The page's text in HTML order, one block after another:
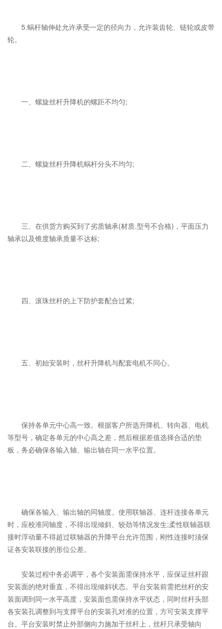
5.蜗杆轴伸处允许承受一定的径向力，允许装齿轮、链轮或皮带
轮。
一、螺旋丝杆升降机的螺距不均匀;
二、螺旋丝杆升降机蜗杆分头不均匀;
三、在供货方购买到了劣质轴承(材质.型号不合格)，平面压力
轴承以及锥度轴承质量不达标;
四、滚珠丝杆的上下防护套配合过紧;
五、初始安装时，丝杆升降机与配套电机不同心。
保持各单元中心高一致。根据客户所选升降机、转向器、电机
等型号，确定各单元的中心高之差，然后根据差值选择合适的垫
板，务必确保各输入轴、输出轴在同一水平位置。
确保各输入、输出轴的同轴度。使用联轴器、连杆连接各单元
时，应校准同轴度，不得出现倾斜、较劲等情况发生;柔性联轴器联
接时浮动量不得超过联轴器的升降平台允许范围，刚性连接时须保
证各安装联接的形位公差。
安装过程中务必调平，各个安装面需保持水平，应保证丝杆跟
安装面的绝对垂直，不得出现倾斜状态。平台安装前需把丝杆的安
装面调到同一水平高度，安装面也需保持水平状态，同时丝杆头部
各安装孔调整到与支撑平台的安装孔对准的位置，方可安装支撑平
台。平台安装时禁止外部侧向力施加于丝杆上，丝杆只承受轴向